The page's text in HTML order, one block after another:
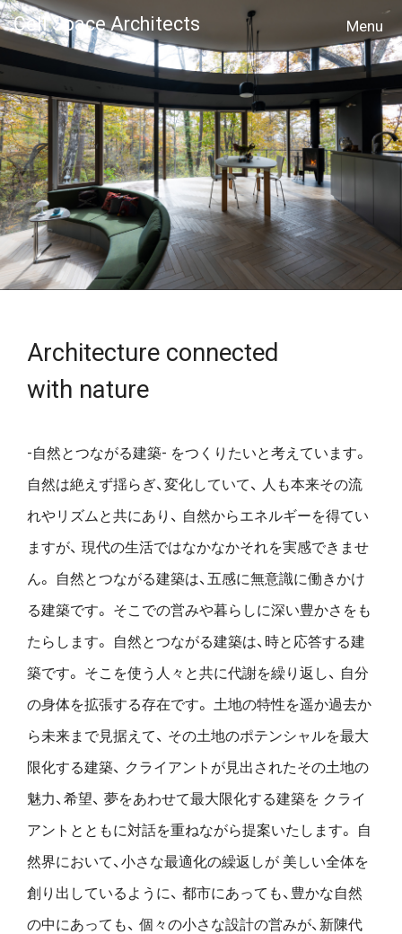
Cell Space Architects
MENU
Architecture connected
with nature
-自然とつながる建築- をつくりたいと考えています。
自然は絶えず揺らぎ、変化していて、
人も本来その流
れやリズムと共にあり、 自然からエネルギーを得てい
ますが、 現代の生活ではなかなかそれを実感できませ
ん。
自然とつながる建築は、五感に無意識に働きかけ
る建築です。 そこでの営みや暮らしに深い豊かさをも
たらします。
自然とつながる建築は、時と応答する建
築です。 そこを使う人々と共に代謝を繰り返し、 自分
の身体を拡張する存在です。 土地の特性を遥か過去か
ら未来まで見据えて、 その土地のポテンシャルを最大
限化する建築、 クライアントが見出されたその土地の
魅力、希望、 夢をあわせて最大限化する建築を クライ
アントとともに対話を重ねながら提案いたします。
自
然界において、小さな最適化の繰返しが 美しい全体を
創り出しているように、 都市にあっても、豊かな自然
の中にあっても、 個々の小さな設計の営みが、新陳代